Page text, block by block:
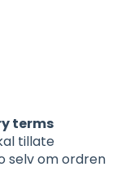
terms
tillate
selv om ordren